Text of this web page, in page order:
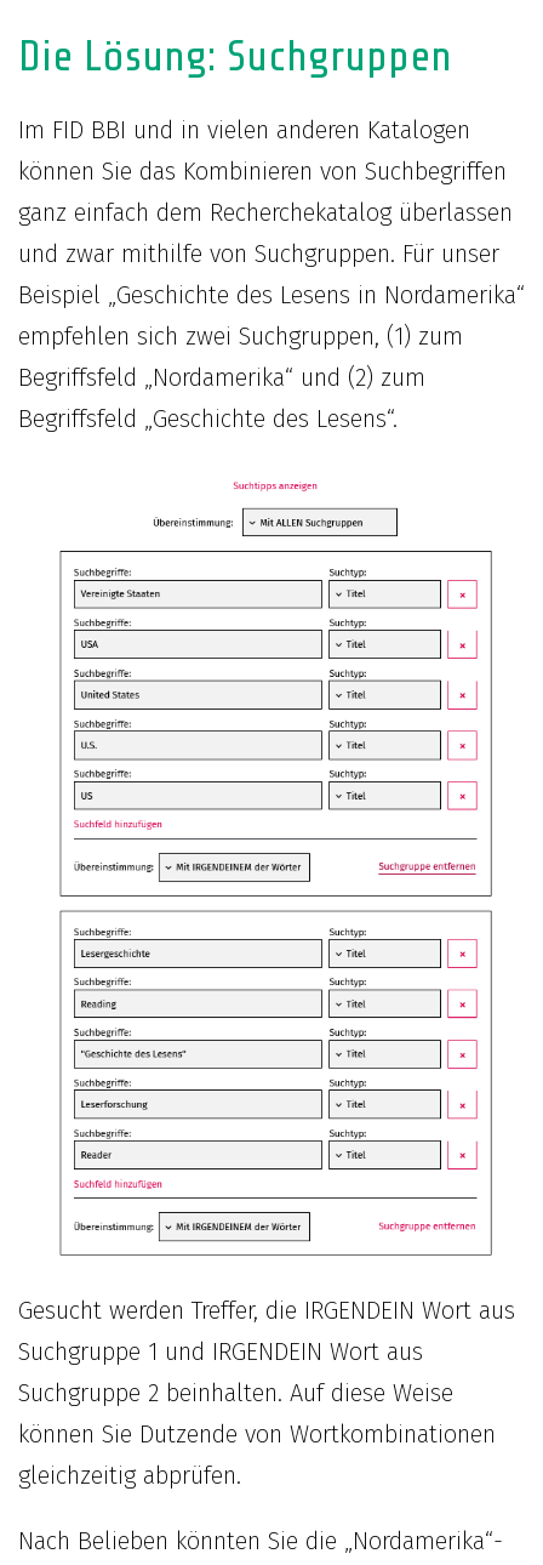
Die Lösung: Suchgruppen
Im FID BBI und in vielen anderen Katalogen
können Sie das Kombinieren von Suchbegriffen
ganz einfach dem Recherchekatalog überlassen
und zwar mithilfe von Suchgruppen. Für unser
Beispiel „Geschichte des Lesens in Nordamerika“
empfehlen sich zwei Suchgruppen, (1) zum
Begriffsfeld „Nordamerika“ und (2) zum
Begriffsfeld „Geschichte des Lesens“.
Gesucht werden Treffer, die IRGENDEIN Wort aus
Suchgruppe 1 und IRGENDEIN Wort aus
Suchgruppe 2 beinhalten. Auf diese Weise
können Sie Dutzende von Wortkombinationen
gleichzeitig abprüfen.
Nach Belieben könnten Sie die „Nordamerika“-